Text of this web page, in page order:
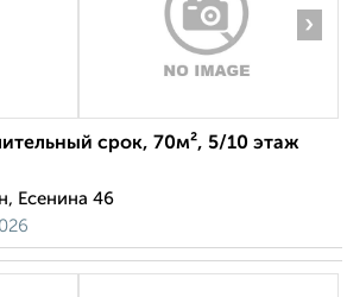
›
срок, 70м², 5/10 этаж
Есенина 46